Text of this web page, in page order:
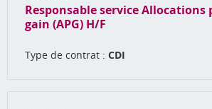
Responsable service Allocations
gain (APG) H/F
Type de contrat : CDI